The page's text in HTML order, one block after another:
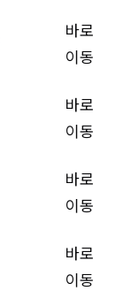
바로
이동
바로
이동
바로
이동
바로
이동